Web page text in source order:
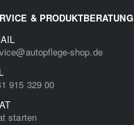
& PRODUKTBERATUNG
shop.de
915 329 00
starten